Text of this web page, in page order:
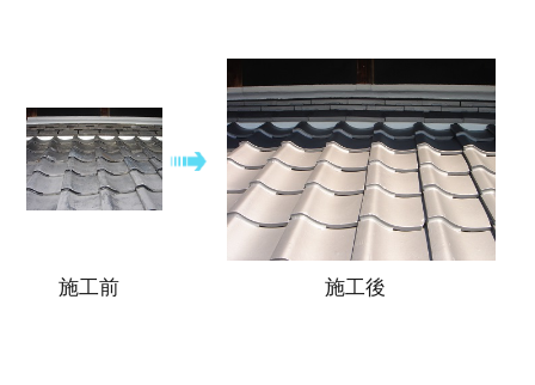
施工前 施工後